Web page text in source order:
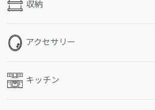
収納
アクセサリー
キッチン